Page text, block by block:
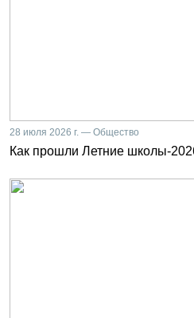
28 июля 2026 г. — Общество
Как прошли Летние школы-